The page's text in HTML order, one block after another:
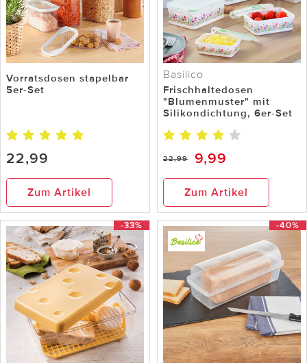
Vorratsdosen stapelbar
5er-Set
22,99
Zum Artikel
Basilico
Frischhaltedosen
"Blumenmuster" mit
Silikondichtung, 6er-Set
22,99 9,99
Zum Artikel
-33% -40%